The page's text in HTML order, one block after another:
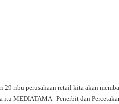
29 ribu perusahaan retail kita akan
itu MEDIATAMA | Penerbit dan